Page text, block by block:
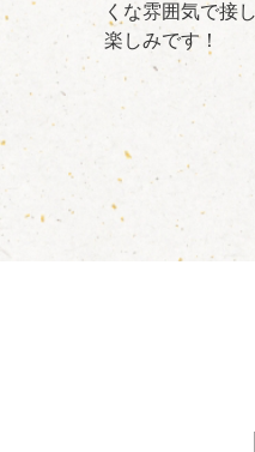
くな雰囲気で接
楽しみです！